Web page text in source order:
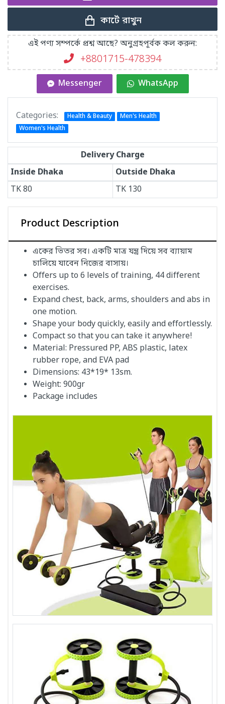
কার্টে রাখুন
এই পণ্য সম্পর্কে প্রশ্ন আছে? অনুগ্রহপূর্বক কল করুন:
+8801715-478394
Messenger WhatsApp
Categories: Health & Beauty
Men's Health
Women's Health
Delivery Charge
Inside Dhaka
Outside Dhaka
TK80 TK 130
Product Description
একের ভিতর সব। একটি মাত্র যন্ত্র দিয়ে সব ব্যায়াম
চালিয়ে যাবেন নিজের বাসায়।
Offers up to 6 levels of training, 44 different
exercises.
Expand chest, back, arms, shoulders and abs in
one motion.
Shape your body quickly, easily and effortlessly.
Compact so that you can take it anywhere!
Material: Pressured PP, ABS plastic, latex
rubber rope, and EVA pad
Dimensions: 43*19* 13sm.
Weight: 900gr
Package includes